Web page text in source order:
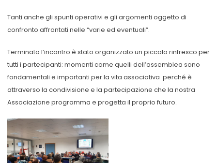
Tanti anche gli spunti operativi e gli argomenti oggetto di
confronto affrontati nelle “varie ed eventuali”.
Terminato l’incontro è stato organizzato un piccolo rinfresco per
tutti i partecipanti: momenti come quelli dell’assemblea sono
fondamentali e importanti per la vita associativa perché è
attraverso la condivisione e la partecipazione che la nostra
Associazione programma e progetta il proprio futuro.